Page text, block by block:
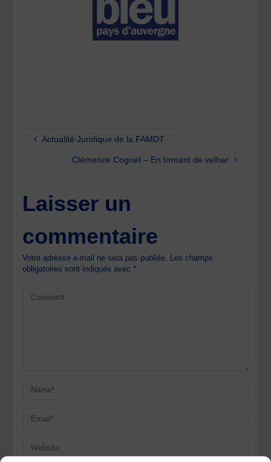
Actualité Juridique de la FAMDT
Clémence Cognet – En tornant de velhar
Laisser un
commentaire
Votre adresse e-mail ne sera pas publiée. Les champs
obligatoires sont indiqués avec*